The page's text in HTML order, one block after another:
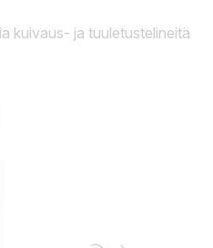
kuivaus- ja tuuletustelineitä